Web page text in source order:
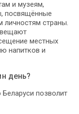
и музеям,
посвящённые
личностям страны.
местных
напитков и
день?
позволит